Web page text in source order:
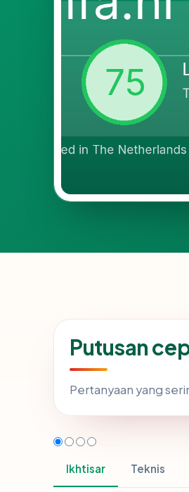
Putusan
Pertanyaan yang
Ikhtisar Teknis